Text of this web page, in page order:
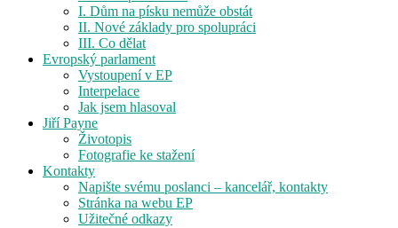
I. Dům na písku nemůže obstát
II. Nové základy pro spolupráci
III. Co dělat
Evropský parlament
Vystoupení v EP
Interpelace
Jak jsem hlasoval
Jiří Payne
Životopis
Fotografie ke stažení
Kontakty
Napište svému poslanci – kancelář, kontakty
Stránka na webu EP
Užitečné odkazy